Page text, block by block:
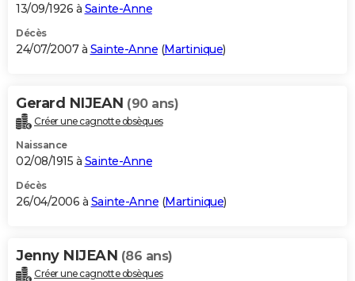
13/09/1926 à Sainte-Anne
Décès
24/07/2007 à Sainte-Anne (Martinique)
Gerard NIJEAN (90 ans)
Créer une cagnotte obsèques
Naissance
02/08/1915 à Sainte-Anne
Décès
26/04/2006 à Sainte-Anne (Martinique)
Jenny NIJEAN (86 ans)
Créer une cagnotte obsèques